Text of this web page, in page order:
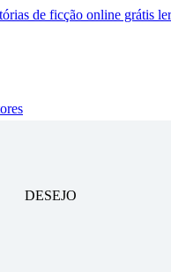
SistemaFantasía